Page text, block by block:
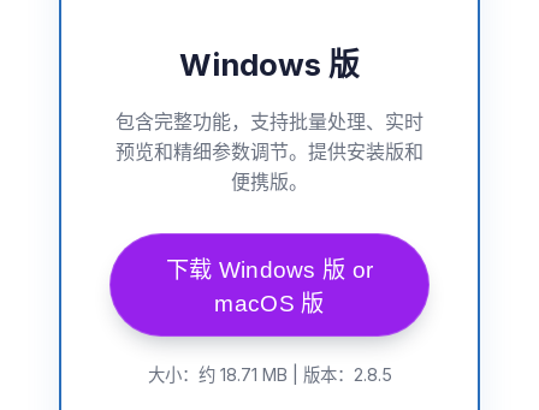
Windows 版
包含完整功能，支持批量处理、实时
预览和精细参数调节。提供安装版和
便携版。
下载 Windows 版 or
macOS 版
大小：约 18.71 MB | 版本：2.8.5